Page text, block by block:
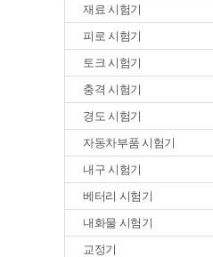
재료 시험기
피로 시험기
토크 시험기
충격 시험기
경도 시험기
자동차부품 시험기
내구 시험기
베터리 시험기
내화물 시험기
교정기